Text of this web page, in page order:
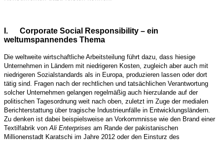
I. Corporate Social Responsibility – ein
weltumspannendes Thema
Die weltweite wirtschaftliche Arbeitsteilung führt dazu, dass hiesige
Unternehmen in Ländern mit niedrigeren Kosten, zugleich aber auch mit
niedrigeren Sozialstandards als in Europa, produzieren lassen oder dort
tätig sind. Fragen nach der rechtlichen und tatsächlichen Verantwortung
solcher Unternehmen gelangen regelmäßig auch hierzulande auf der
politischen Tagesordnung weit nach oben, zuletzt im Zuge der medialen
Berichterstattung über tragische Industrieunfälle in Entwicklungsländern.
Zu denken ist dabei beispielsweise an Vorkommnisse wie den Brand einer
Textilfabrik von Ali Enterprises am Rande der pakistanischen
Millionenstadt Karatschi im Jahre 2012 oder den Einsturz des